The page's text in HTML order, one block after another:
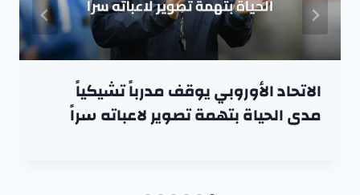
الاتحاد الأوروبي يوقف مدرباً تشيكياً
مدى الحياة بتهمة تصوير لاعباته سراً